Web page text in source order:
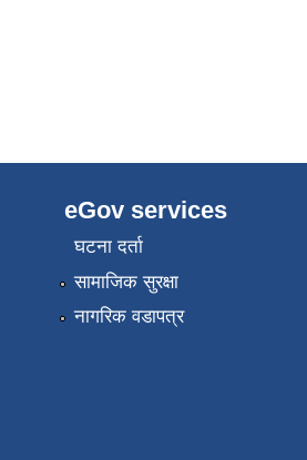
eGov services
घटना दर्ता
सामाजिक सुरक्षा
नागरिक वडापत्र